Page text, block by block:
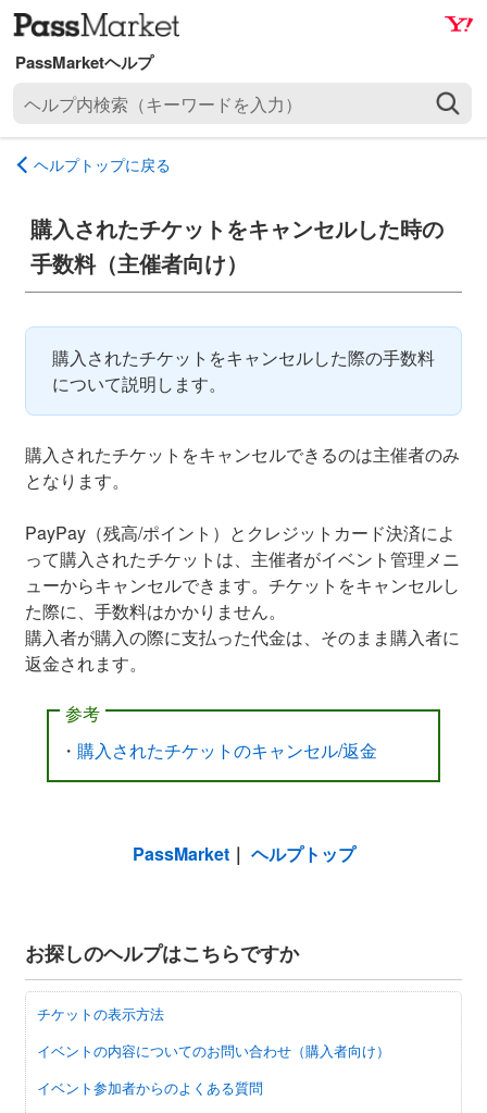
ナ
ビ
ゲ
ー
ョ
ン
ッ
メ
イ
ン
コ
テ
ン
キ
プ
プ
内
ワ
を
力
）
ヘルプトップに戻る
購入されたチケットをキャンセルした時の
手数料（主催者向け）
購入されたチケットをキャンセルした際の手数料
について説明します。
購入されたチケットをキャンセルできるのは主催者のみ
となります。
PayPay（残高/ポイント）とクレジットカード決済によ
って購入されたチケットは、主催者がイベント管理メニ
ューからキャンセルできます。チケットをキャンセルし
た際に、手数料はかかりません。
購入者が購入の際に支払った代金は、そのまま購入者に
返金されます。
参考
・購入されたチケットのキャンセル/返金
PassMarket｜ ヘルプトップ
お探しのヘルプはこちらですか
チケットの表示方法
イベントの内容についてのお問い合わせ（購入者向け）
イベント参加者からのよくある質問